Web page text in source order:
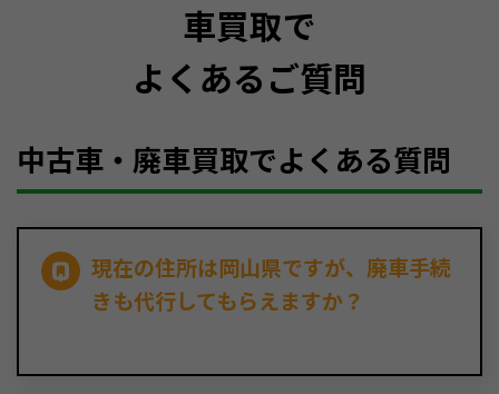
車買取で
よくあるご質問
中古車・廃車買取でよくある質問
現在の住所は岡山県ですが、廃車手続
きも代行してもらえますか？